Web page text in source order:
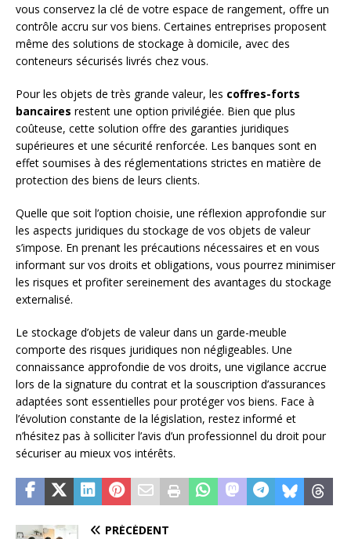
vous conservez la clé de votre espace de rangement, offre un
contrôle accru sur vos biens. Certaines entreprises proposent
même des solutions de stockage à domicile, avec des
conteneurs sécurisés livrés chez vous.
Pour les objets de très grande valeur, les coffres-forts
bancaires restent une option privilégiée. Bien que plus
coûteuse, cette solution offre des garanties juridiques
supérieures et une sécurité renforcée. Les banques sont en
effet soumises à des réglementations strictes en matière de
protection des biens de leurs clients.
Quelle que soit l’option choisie, une réflexion approfondie sur
les aspects juridiques du stockage de vos objets de valeur
s’impose. En prenant les précautions nécessaires et en vous
informant sur vos droits et obligations, vous pourrez minimiser
les risques et profiter sereinement des avantages du stockage
externalisé.
Le stockage d’objets de valeur dans un garde-meuble
comporte des risques juridiques non négligeables. Une
connaissance approfondie de vos droits, une vigilance accrue
lors de la signature du contrat et la souscription d’assurances
adaptées sont essentielles pour protéger vos biens. Face à
l’évolution constante de la législation, restez informé et
n’hésitez pas à solliciter l’avis d’un professionnel du droit pour
sécuriser au mieux vos intérêts.
PRÉCÉDENT